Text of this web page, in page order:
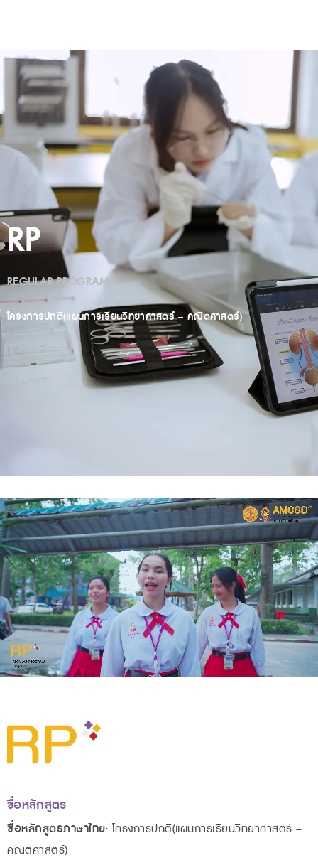
RP
REGULAR PROGRAM
โครงการปกติ(แผนการเรียนวิทยาศาสตร์ – คณิตศาสตร์)
ชื่อหลักสูตร
ชื่อหลักสูตรภาษาไทย: โครงการปกติ(แผนการเรียนวิทยาศาสตร์ –
คณิตศาสตร์)